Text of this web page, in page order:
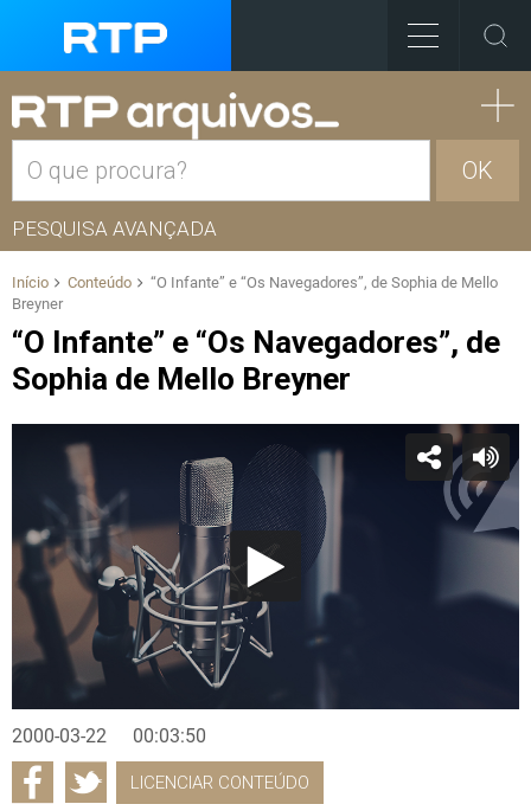
OK
PESQUISA AVANÇADA
Início Conteúdo
“O Infante” e “Os Navegadores”, de Sophia de Mello
Breyner
“O Infante” e “Os Navegadores”, de
Sophia de Mello Breyner
2000-03-22 00:03:50
LICENCIAR CONTEÚDO